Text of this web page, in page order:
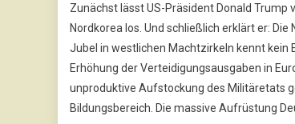
Zunächst lässt US-Präsident Donald
Nordkorea los. Und schließlich erklärt er:
Jubel in westlichen Machtzirkeln kennt kein
Erhöhung der Verteidigungsausgaben in
unproduktive Aufstockung des Militäretats
Bildungsbereich. Die massive Aufrüstung